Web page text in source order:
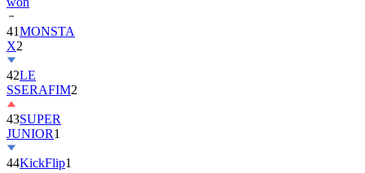
41MONSTA
X2
42LE
SSERAFIM2
43SUPER
JUNIOR1
44KickFlip1